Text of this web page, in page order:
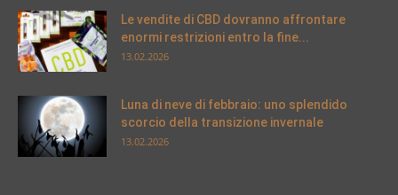
Le vendite di CBD dovranno affrontare
enormi restrizioni entro la fine...
13.02.2026
Luna di neve di febbraio: uno splendido
scorcio della transizione invernale
13.02.2026